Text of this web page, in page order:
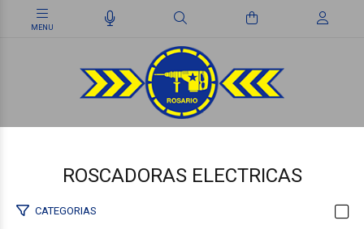
ROSCADORAS ELECTRICAS
CATEGORIAS